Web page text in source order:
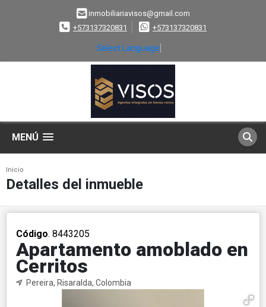
inmobiliariavisos@gmail.com
+573137320831
+573137320831
Select Language
MENÚ
Inicio
Detalles del inmueble
Código. 8443205
Apartamento amoblado en
Cerritos
Pereira, Risaralda, Colombia